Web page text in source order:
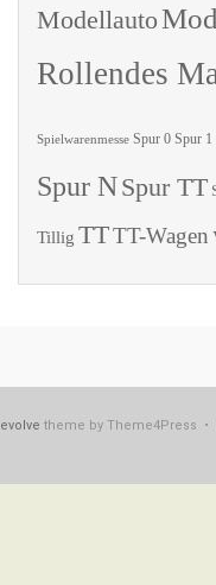
Modellauto
Rollendes
Spielwarenmesse Spur 0 Spur 1
Spur NSpur TT
Tillig TTTT-Wagen
evolve theme by Theme4Press •